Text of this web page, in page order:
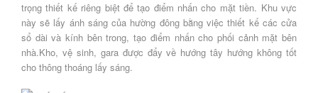
trọng thiết kế riêng biệt để tạo điểm nhấn cho mặt tiền. Khu vực
này sẽ lấy ánh sáng của hường đông bằng việc thiết kế các cửa
sổ dài và kính bên trong, tạo điểm nhấn cho phối cảnh mặt bên
nhà.Kho, vệ sinh, gara được đẩy về hướng tây hướng không tốt
cho thông thoáng lấy sáng.